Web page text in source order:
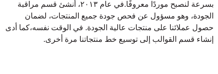
بسرعة لنصبح موردًا معروفًا.
في عام ٢٠١٣، أُنشئ قسم مراقبة
الجودة، وهو مسؤول عن فحص جودة جميع المنتجات، لضمان
حصول عملائنا على منتجات عالية الجودة. في الوقت نفسه،كما أدى
إنشاء قسم القوالب إلى توسيع خط منتجاتنا مرة أخرى.